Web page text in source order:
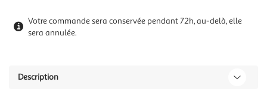
Votre commande sera conservée pendant 72h, au-delà, elle
sera annulée.
Description